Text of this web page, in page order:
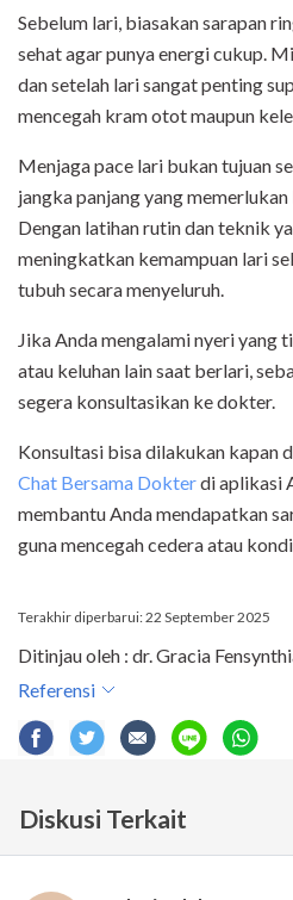
Sebelum lari, biasakan sarapan
sehat agar punya energi cukup.
dan setelah lari sangat penting
mencegah kram otot maupun
Menjaga pace lari bukan tujuan
jangka panjang yang
Dengan latihan rutin dan teknik
meningkatkan kemampuan lari
tubuh secara menyeluruh.
Jika Anda mengalami nyeri yang
atau keluhan lain saat berlari,
segera konsultasikan ke dokter.
Konsultasi bisa dilakukan kapan
Chat Bersama Dokterdi aplikasi
membantu Anda mendapatkan
guna mencegah cedera atau
Terakhir diperbarui: 22 September 2025